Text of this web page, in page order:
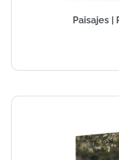
Paisajes |